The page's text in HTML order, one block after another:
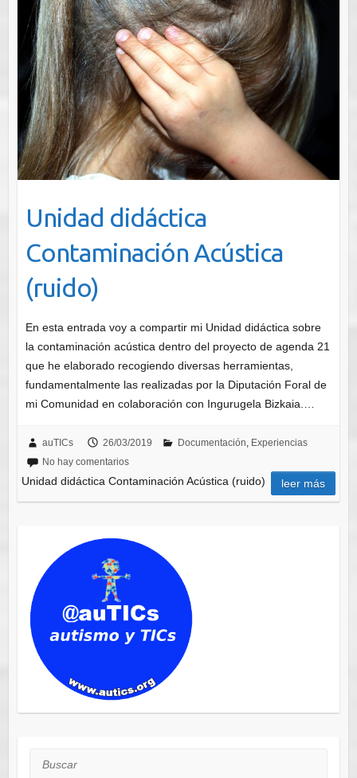
Unidad didáctica
Contaminación Acústica
(ruido)
En esta entrada voy a compartir mi Unidad didáctica sobre
la contaminación acústica dentro del proyecto de agenda 21
que he elaborado recogiendo diversas herramientas,
fundamentalmente las realizadas por la Diputación Foral de
mi Comunidad en colaboración con Ingurugela Bizkaia.…
auTICs 26/03/2019 Documentación, Experiencias
No hay comentarios
Unidad didáctica Contaminación Acústica (ruido) leer más
Buscar